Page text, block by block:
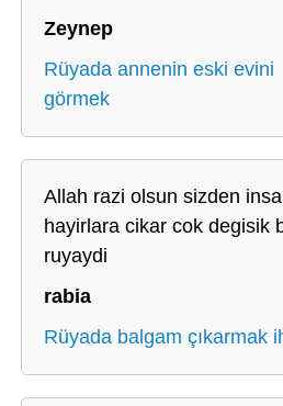
Zeynep
Rüyada annenin eski evini
görmek
Allah razi olsun sizden
hayirlara cikar cok degisik
ruyaydi
rabia
Rüyada balgam çıkarmak